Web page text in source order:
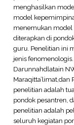
menghasilkan
model
menemukan model
diterapkan di
guru. Penelitian ini
jenis
Darunnahdlatain
Maraqitta’limat,dan
penelitian adalah
pondok pesantren,
penelitian adalah
seluruh kegiatan